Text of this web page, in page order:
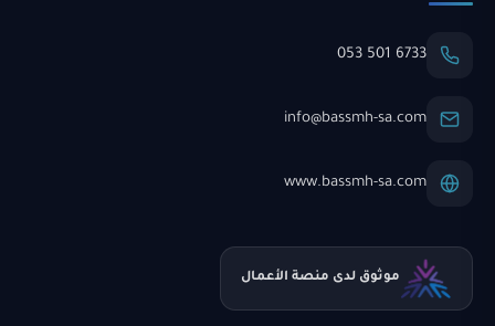
053 501 6733
info@bassmh-sa.com
www.bassmh-sa.com
موثوق لدى منصة الأعمال